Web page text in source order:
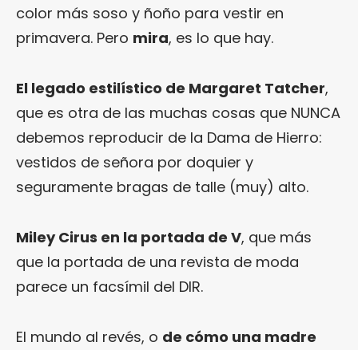
color más soso y ñoño para vestir en
primavera. Pero mira, es lo que hay.
El legado estilístico de Margaret Tatcher,
que es otra de las muchas cosas que NUNCA
debemos reproducir de la Dama de Hierro:
vestidos de señora por doquier y
seguramente bragas de talle (muy) alto.
Miley Cirus en la portada de V, que más
que la portada de una revista de moda
parece un facsímil del DIR.
El mundo al revés, o de cómo una madre